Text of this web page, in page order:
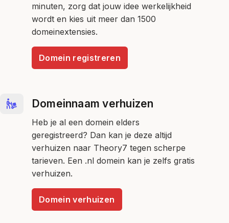
minuten, zorg dat jouw idee werkelijkheid
wordt en kies uit meer dan 1500
domeinextensies.
Domein registreren
Domeinnaam verhuizen
Heb je al een domein elders
geregistreerd? Dan kan je deze altijd
verhuizen naar Theory7 tegen scherpe
tarieven. Een .nl domein kan je zelfs gratis
verhuizen.
Domein verhuizen